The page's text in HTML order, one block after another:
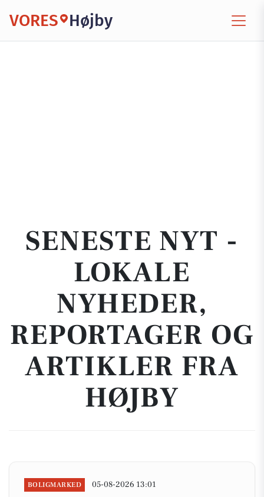
VORES Højby
SENESTE NYT -
LOKALE
NYHEDER,
REPORTAGER OG
ARTIKLER FRA
HØJBY
BOLIGMARKED 05-08-2026 13:01